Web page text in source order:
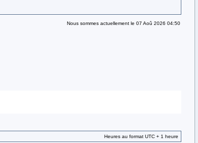
Nous sommes actuellement le 07 Aoû 2026 04:50
Heures au format UTC + 1 heure